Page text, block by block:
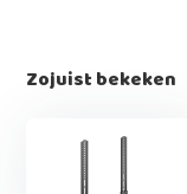
Zojuist bekeken